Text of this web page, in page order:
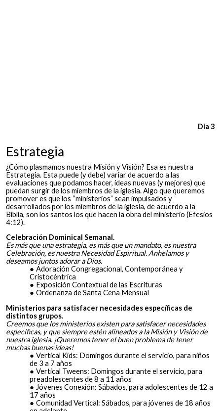
Día 3
Estrategia
¿Cómo plasmamos nuestra Misión y Visión? Esa es nuestra
Estrategia. Esta puede (y debe) variar de acuerdo a las
evaluaciones que podamos hacer, ideas nuevas (y mejores) que
puedan surgir de los miembros de la iglesia. Algo que queremos
promover es que los “ministerios” sean impulsados y
desarrollados por los miembros de la iglesia, de acuerdo a la
Biblia, son los santos los que hacen la obra del ministerio (Efesios
4:12).
Celebración Dominical Semanal.
Es más que una estrategia, es más que un mandato, es nuestra
Celebración, es nuestra Necesidad Espiritual. Anhelamos y
deseamos juntos adorar a Dios.
Adoración Congregacional, Contemporánea y
Cristocéntrica
Exposición Contextual de las Escrituras
Ordenanza de Santa Cena Mensual
Ministerios para satisfacer necesidades específicas de
distintos grupos.
Creemos que los ministerios existen para satisfacer necesidades
específicas, y que siempre estén alineados a la Misión y Visión de
nuestra iglesia. ¡Queremos tener el buen problema de tener
muchas buenas ideas!
Vertical Kids: Domingos durante el servicio, para niños
de 3 a 7 años
Vertical Tweens: Domingos durante el servicio, para
preadolescentes de 8 a 11 años
Jóvenes Conexión: Sábados, para adolescentes de 12 a
17 años
Comunidad Vertical: Sábados, para jóvenes de 18 años